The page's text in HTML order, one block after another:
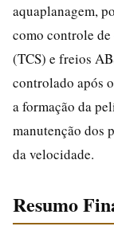
aquaplanagem,
como controle
(TCS) e freios
controlado após
a formação da
manutenção dos
da velocidade.
Resumo